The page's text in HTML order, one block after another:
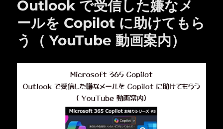
Outlook で受信した嫌なメ
ールを Copilot に助けてもら
う（ YouTube 動画案内）